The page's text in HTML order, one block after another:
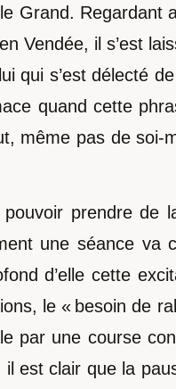
Grand. Regardant
Vendée, il s’est
qui s’est délecté
quand cette
pas de soi-
prendre de
une séance va
d’elle cette
le « besoin de
par une course
est clair que la